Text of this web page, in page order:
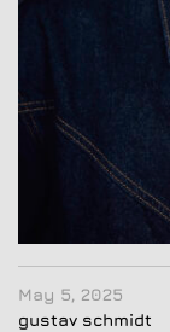
May 5, 2025
gustav schmidt